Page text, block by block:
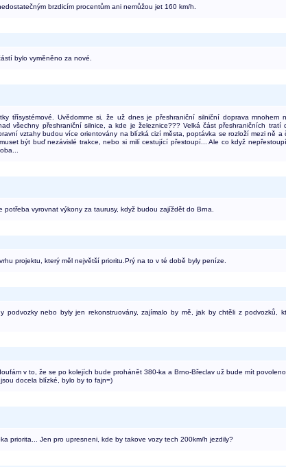
brzdicím procentům ani nemůžou jet 160 km/h.
bylo vyměněno za nové.
třísystémové. Uvědomme si, že už dnes je přeshraniční silniční doprava mnohem
všechny přeshraniční silnice, a kde je železnice??? Velká část přeshraničních tratí
vztahy budou více orientovány na blízká cizí města, poptávka se rozloží mezi ně a
být buď nezávislé trakce, nebo si milí cestující přestoupí... Ale co když
potřeba vyrovnat výkony za taurusy, když budou zajíždět do Brna.
projektu, který měl největší prioritu.Prý na to v té době byly peníze.
podvozky nebo byly jen rekonstruovány, zajímalo by mě, jak by chtěli z podvozků,
v to, že se po kolejích bude prohánět 380-ka a Brno-Břeclav už bude mít povoleno
docela blízké, bylo by to fajn=)
priorita... Jen pro upresneni, kde by takove vozy tech 200km/h jezdily?